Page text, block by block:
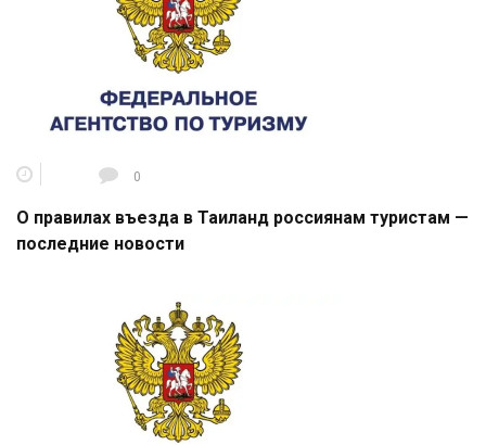
0
О правилах въезда в Таиланд россиянам туристам —
последние новости